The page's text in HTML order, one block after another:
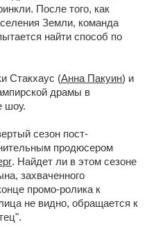
После того, как
Земли, команда
найти способ по
Стакхаус (Анна Пакуин) и
драмы в
шоу.
сезон пост-
продюсером
. Найдет ли в этом сезоне
захваченного
промо-ролика к
не видно, обращается к